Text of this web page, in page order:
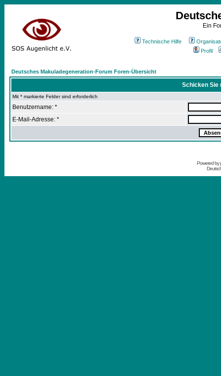
Ein
Technische Hilfe
Profil
Deutsches Makuladegeneration-Forum Foren-Übersicht
Schicken Sie
Mit * markierte Felder sind erforderlich
Benutzername: *
E-Mail-Adresse: *
Powered by